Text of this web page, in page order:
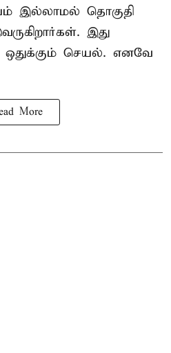
இல்லாமல் தொகுதி
இது
செயல். எனவே
More